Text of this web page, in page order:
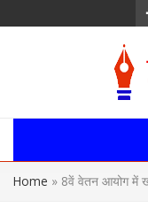
Home » 8वें वेतन आयोग में